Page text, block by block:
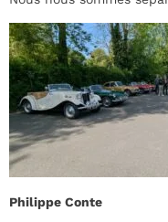
Philippe Conte